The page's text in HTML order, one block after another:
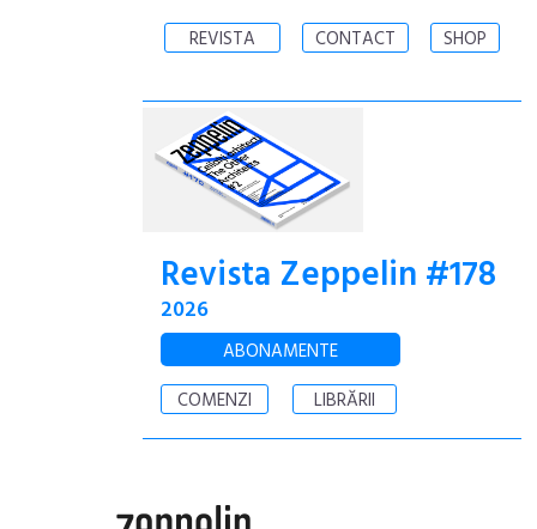
REVISTA CONTACT SHOP
Revista Zeppelin #178
2026
ABONAMENTE
COMENZI
LIBRĂRII